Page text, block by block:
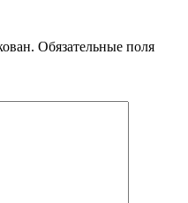
Обязательные поля